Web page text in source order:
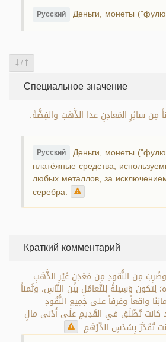
Русский Деньги, монеты
/
Специальное значение
مِن سائِرِ المَعادِنِ عدا الذَّهَبَ والفِضَّةَ.
Русский Деньги, монеты
платёжные средства,
любых металлов, за
серебра.
Краткий комментарий
مِن النُّقودِ مِن مَعْدِنٍ غَيْرِ الذَّهَبِ
لِتكون وَسِيلةً لِلتَّعامُلِ بين النّاسِ، وثَمناً
واقعاً وعُرفاً على جَمِيعِ النُّقُودِ
كانت تُطْلَق في القَدِيمِ على أَدْنى مالِ
تُقَدَّرُ بِسُدُسِ الدِّرْهَمِ.